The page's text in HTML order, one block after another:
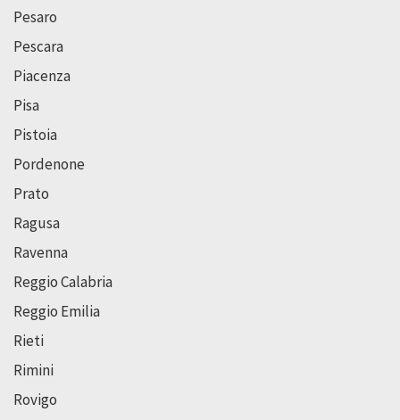
Pesaro
Pescara
Piacenza
Pisa
Pistoia
Pordenone
Prato
Ragusa
Ravenna
Reggio Calabria
Reggio Emilia
Rieti
Rimini
Rovigo